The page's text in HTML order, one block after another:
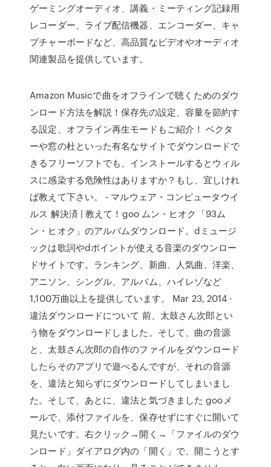
ゲーミングオーディオ、講義・ミーティング記録用
レコーダー、ライブ配信機器、エンコーダー、キャ
プチャーボードなど、高品質なビデオやオーディオ
関連製品を提供しています。
Amazon Musicで曲をオフラインで聴くためのダウ
ンロード方法を解説！保存先の設定、容量を節約す
る設定、オフライン再生モードもご紹介！ ベクタ
ーや窓の杜といった有名なサイトでダウンロードで
きるフリーソフトでも、インストールするとウィル
スに感染する危険性はありますか？もし、宜しけれ
ば教えて下さい。 - マルウェア・コンピュータウイ
ルス 解決済 | 教えて！goo ムン・ヒオク「93ム
ン・ヒオク」のアルバムダウンロード。dミュージ
ックは歌詞やdポイントが使える音楽のダウンロー
ドサイトです。ランキング、新曲、人気曲、洋楽、
アニソン、シングル、アルバム、ハイレゾなど
1,100万曲以上を提供しています。 Mar 23, 2014 ·
違法ダウンロードについて 前、太鼓さん次郎とい
う物をダウンロードしました。そして、曲の音源
と、太鼓さん次郎の自作のファイルをダウンロード
したらそのアプリで遊べるんですが、それの音源
を、違法と知らずにダウンロードしてしまいまし
た。そして、あとに、違法と気づきました gooメ
ールで、添付ファイルを、保存せずにすぐに開いて
見たいです。右クリック→開く→「ファイルのダウ
ンロード」ダイアログ内の「開く」で、開こうとす